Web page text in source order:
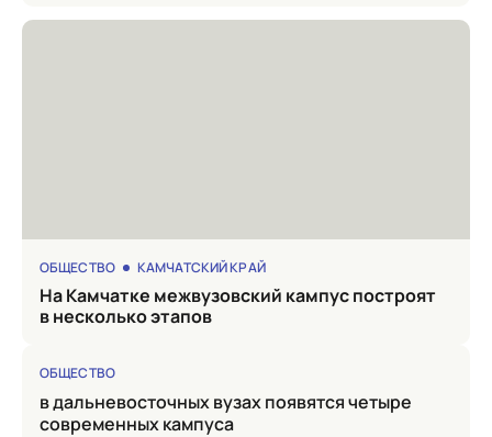
ОБЩЕСТВО КАМЧАТСКИЙ КРАЙ
на Камчатке межвузовский кампус построят
в несколько этапов
ОБЩЕСТВО
в дальневосточных вузах появятся четыре
современных кампуса